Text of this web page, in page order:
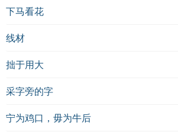
下马看花
线材
拙于用大
采字旁的字
宁为鸡口，毋为牛后